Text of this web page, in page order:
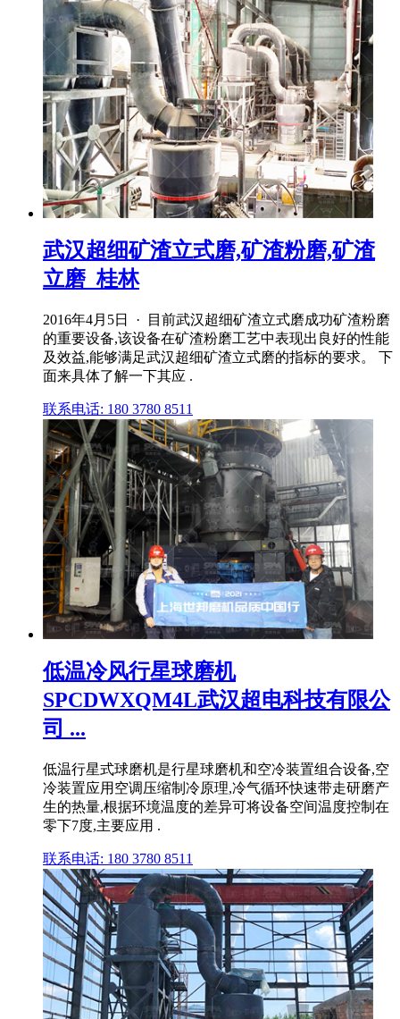
武汉超细矿渣立式磨,矿渣粉磨,矿渣
立磨_桂林
2016年4月5日 · 目前武汉超细矿渣立式磨成功矿渣粉磨
的重要设备,该设备在矿渣粉磨工艺中表现出良好的性能
及效益,能够满足武汉超细矿渣立式磨的指标的要求。 下
面来具体了解一下其应 .
联系电话: 180 3780 8511
低温冷风行星球磨机
SPCDWXQM4L武汉超电科技有限公
司 ...
低温行星式球磨机是行星球磨机和空冷装置组合设备,空
冷装置应用空调压缩制冷原理,冷气循环快速带走研磨产
生的热量,根据环境温度的差异可将设备空间温度控制在
零下7度,主要应用 .
联系电话: 180 3780 8511